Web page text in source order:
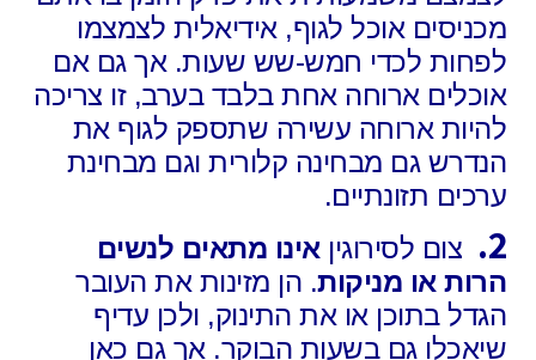
מכניסים אוכל לגוף, אידיאלית לצמצמו
לפחות לכדי חמש-שש שעות. אך גם אם
אוכלים ארוחה אחת בלבד בערב, זו צריכה
להיות ארוחה עשירה שתספק לגוף את
הנדרש גם מבחינה קלורית וגם מבחינת
ערכים תזונתיים.
2. צום לסירוגיןאינו מתאים לנשים
הרות או מניקות. הן מזינות את העובר
הגדל בתוכן או את התינוק, ולכן עדיף
שיאכלו גם בשעות הבוקר. אך גם כאן